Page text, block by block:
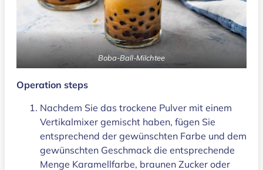
Boba-Ball-Milchtee
Operation steps
Nachdem Sie das trockene Pulver mit einem
Vertikalmixer gemischt haben, fügen Sie
entsprechend der gewünschten Farbe und dem
gewünschten Geschmack die entsprechende
Menge Karamellfarbe, braunen Zucker oder